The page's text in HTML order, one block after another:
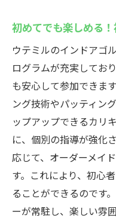
初めてでも楽しめる
ウテミルのインドアゴ
ログラムが充実してお
も安心して参加できま
ング技術やパッティン
ップアップできるカリ
に、個別の指導が強化
応じて、オーダーメイ
す。これにより、初心
ることができるのです
ーが常駐し、楽しい雰